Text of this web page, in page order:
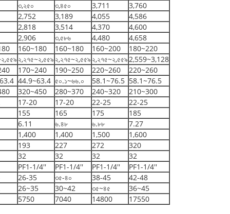
৩,২৫০ ৩,৪৫০ 3,711
3,760
2,752 3,189 4,055
4,586
2,818 3,514 4,370
4,600
2,906 ৩,৫৮৬ 4,480
4,658
160~180 160~180 160~200
180~220
২,২৭৫~২,৫৫৯২,২৭৫~২,৫৫৯২,২৭৫~২,৫৫৯2,559~3,128
170~240 190~250 220~260
220~260
44.9~63.4 ৫০.১~৬৬.০ 58.1~76.5 58.1~76.5
320~450 280~370 240~320
210~300
17-20 17-20 22-25
22-25
155 165 175
185
6.11 ৬.৪৮ ৬.৮৮
7.27
1,400 1,400 1,500
1,600
193 227 272
320
32 32 32
32
PF1-1/4'' PF1-1/4'' PF1-1/4''
PF1-1/4''
26-35 ৩৫-৪০ 38-45
42-48
26~35 30~42 ৩৫~৪৫
36~45
5750 7040 14800 17550